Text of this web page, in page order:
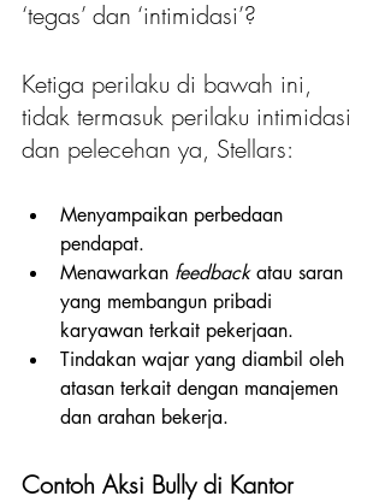
‘tegas’ dan ‘intimidasi’?
Ketiga perilaku di bawah ini,
tidak termasuk perilaku intimidasi
dan pelecehan ya, Stellars:
Menyampaikan perbedaan
pendapat.
Menawarkan feedback atau saran
yang membangun pribadi
karyawan terkait pekerjaan.
Tindakan wajar yang diambil oleh
atasan terkait dengan manajemen
dan arahan bekerja.
Contoh Aksi Bully di Kantor